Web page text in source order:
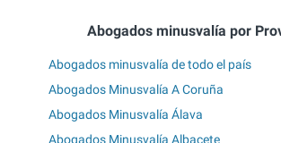
Abogados minusvalía por
Abogados minusvalía de todo el país
Abogados Minusvalía A Coruña
Abogados Minusvalía Álava
Abogados Minusvalía Albacete